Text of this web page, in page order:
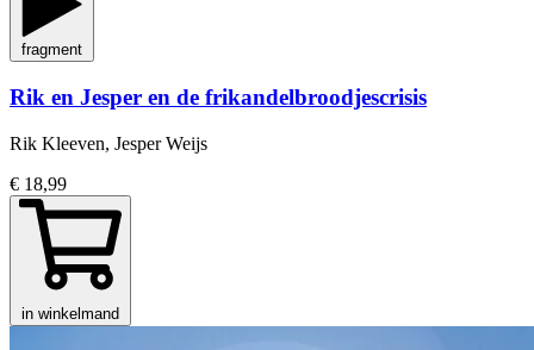
fragment
Rik en Jesper en de frikandelbroodjescrisis
Rik Kleeven, Jesper Weijs
€ 18,99
in winkelmand